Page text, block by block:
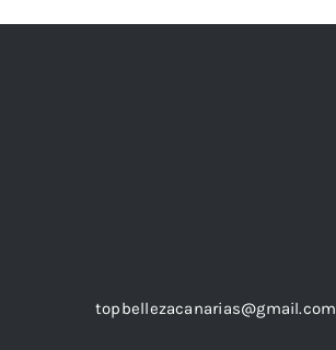
topbellezacanarias@gmail.com